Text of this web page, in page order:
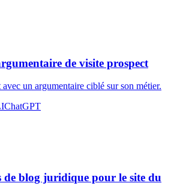
de visite prospect
un argumentaire ciblé sur son métier.
ChatGPT
de blog juridique pour le site du